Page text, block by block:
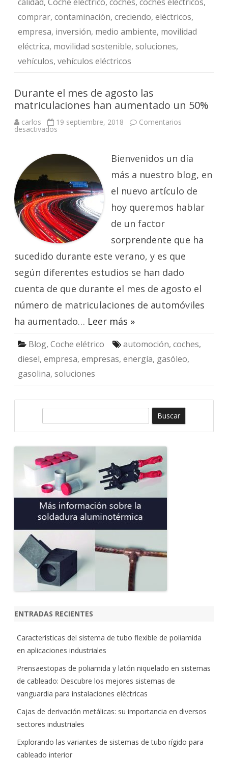
comprar, contaminación, creciendo, eléctricos,
empresa, inversión, medio ambiente, movilidad
eléctrica, movilidad sostenible, soluciones,
vehículos, vehículos eléctricos
Durante el mes de agosto las
matriculaciones han aumentado un 50%
carlos 19 septiembre, 2018 Comentarios
desactivados
de
matriculaciones
han
aumentado
un
50%
Bienvenidos un día
más a nuestro blog, en
el nuevo artículo de
hoy queremos hablar
de un factor
sorprendente que ha
sucedido durante este verano, y es que
según diferentes estudios se han dado
cuenta de que durante el mes de agosto el
número de matriculaciones de automóviles
ha aumentado… Leer más »
Blog, Coche elétrico automoción, coches,
diesel, empresa, empresas, energía, gasóleo,
gasolina, soluciones
ENTRADAS RECIENTES
Características del sistema de tubo flexible de poliamida
en aplicaciones industriales
Prensaestopas de poliamida y latón niquelado en sistemas
de cableado: Descubre los mejores sistemas de
vanguardia para instalaciones eléctricas
Cajas de derivación metálicas: su importancia en diversos
sectores industriales
Explorando las variantes de sistemas de tubo rígido para
cableado interior